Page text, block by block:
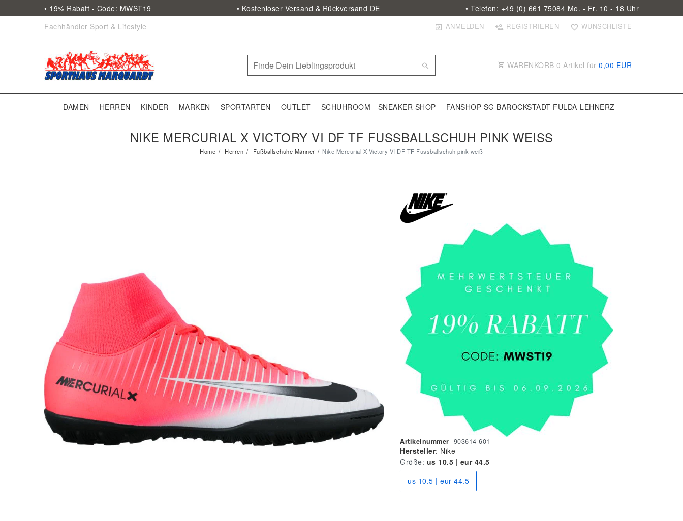
• 19% Rabatt - Code: MWST19 • Kostenloser Versand & Rückversand DE
• Telefon: +49 (0) 661 75084 Mo. - Fr. 10 - 18 Uhr
Fachhändler Sport & Lifestyle
ANMELDEN REGISTRIEREN WUNSCHLISTE
WARENKORB 0 Artikel für 0,00 EUR
DAMEN HERREN KINDER MARKEN SPORTARTEN OUTLET SCHUHROOM - SNEAKER SHOP FANSHOP SG BAROCKSTADT FULDA-LEHNERZ
NIKE MERCURIAL X VICTORY VI DF TF FUSSBALLSCHUH PINK WEISS
Home Herren Fußballschuhe Männer Nike Mercurial X Victory VI DF TF Fussballschuh pink weiß
Artikelnummer 903614 601
Hersteller: Nike
Größe: us 10.5 | eur 44.5
us 10.5 | eur 44.5